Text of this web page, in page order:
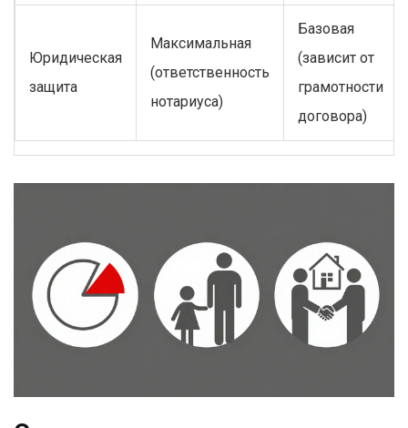
Юридическая
защита
Максимальная
(ответственность
нотариуса)
Базовая
(зависит от
грамотности
договора)